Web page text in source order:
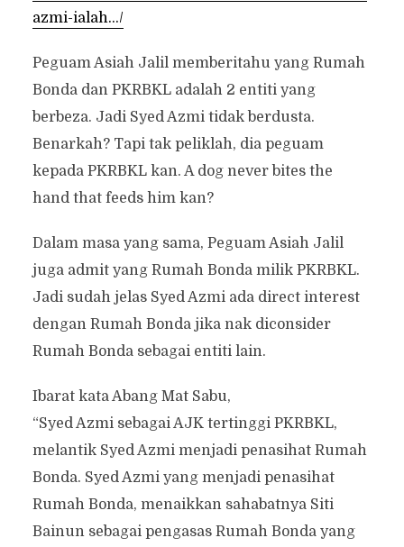
azmi-ialah…/
Peguam Asiah Jalil memberitahu yang Rumah
Bonda dan PKRBKL adalah 2 entiti yang
berbeza. Jadi Syed Azmi tidak berdusta.
Benarkah? Tapi tak peliklah, dia peguam
kepada PKRBKL kan. A dog never bites the
hand that feeds him kan?
Dalam masa yang sama, Peguam Asiah Jalil
juga admit yang Rumah Bonda milik PKRBKL.
Jadi sudah jelas Syed Azmi ada direct interest
dengan Rumah Bonda jika nak diconsider
Rumah Bonda sebagai entiti lain.
Ibarat kata Abang Mat Sabu,
“Syed Azmi sebagai AJK tertinggi PKRBKL,
melantik Syed Azmi menjadi penasihat Rumah
Bonda. Syed Azmi yang menjadi penasihat
Rumah Bonda, menaikkan sahabatnya Siti
Bainun sebagai pengasas Rumah Bonda yang